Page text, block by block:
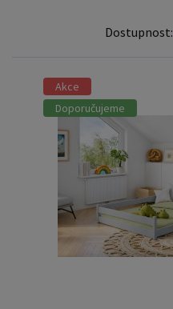
Dostupnost:
Akce
Doporučujeme